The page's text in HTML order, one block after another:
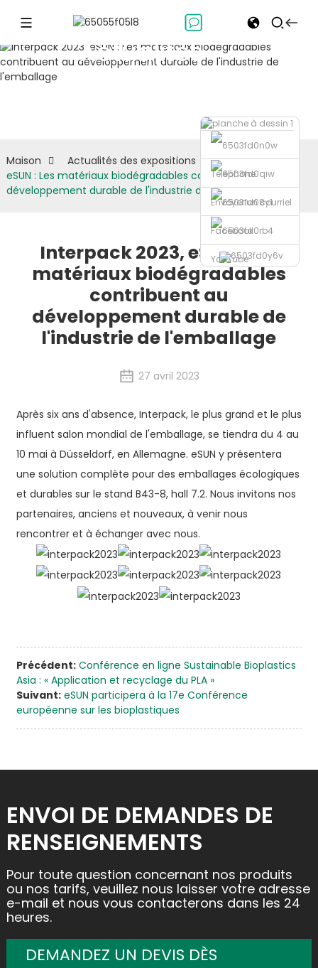
Téléphone
Envoyer un courriel
Facebook
YouTube
Actualités
expositions
Maison Actualités des expositions
Interpack 2023,
eSUN : Les matériaux biodégradables contribuent au
développement durable de l'industrie de l'emballage
Interpack 2023, eSUN : Les
matériaux biodégradables
contribuent au
développement durable de
l'industrie de l'emballage
27 avril 2023
Après six ans d'absence, Interpack, le plus grand et le plus
influent salon mondial de l'emballage, se tiendra du 4 au
10 mai à Düsseldorf, en Allemagne. eSUN y présentera
une solution complète pour des emballages écologiques
et durables sur le stand B43-8, hall 7.2. Nous invitons nos
partenaires, anciens et nouveaux, à venir nous
rencontrer et à échanger avec nous.
Précédent: Conférence en ligne Sustainable Bioplastics
Asia : « Application et recyclage du PLA »
Suivant: eSUN participera à la 17e Conférence
européenne sur les bioplastiques
ENVOI DE DEMANDES DE
RENSEIGNEMENTS
Pour toute question concernant nos produits
ou nos tarifs, veuillez nous laisser votre adresse
e-mail et nous vous contacterons dans les 24
heures.
DEMANDEZ UN DEVIS DÈS